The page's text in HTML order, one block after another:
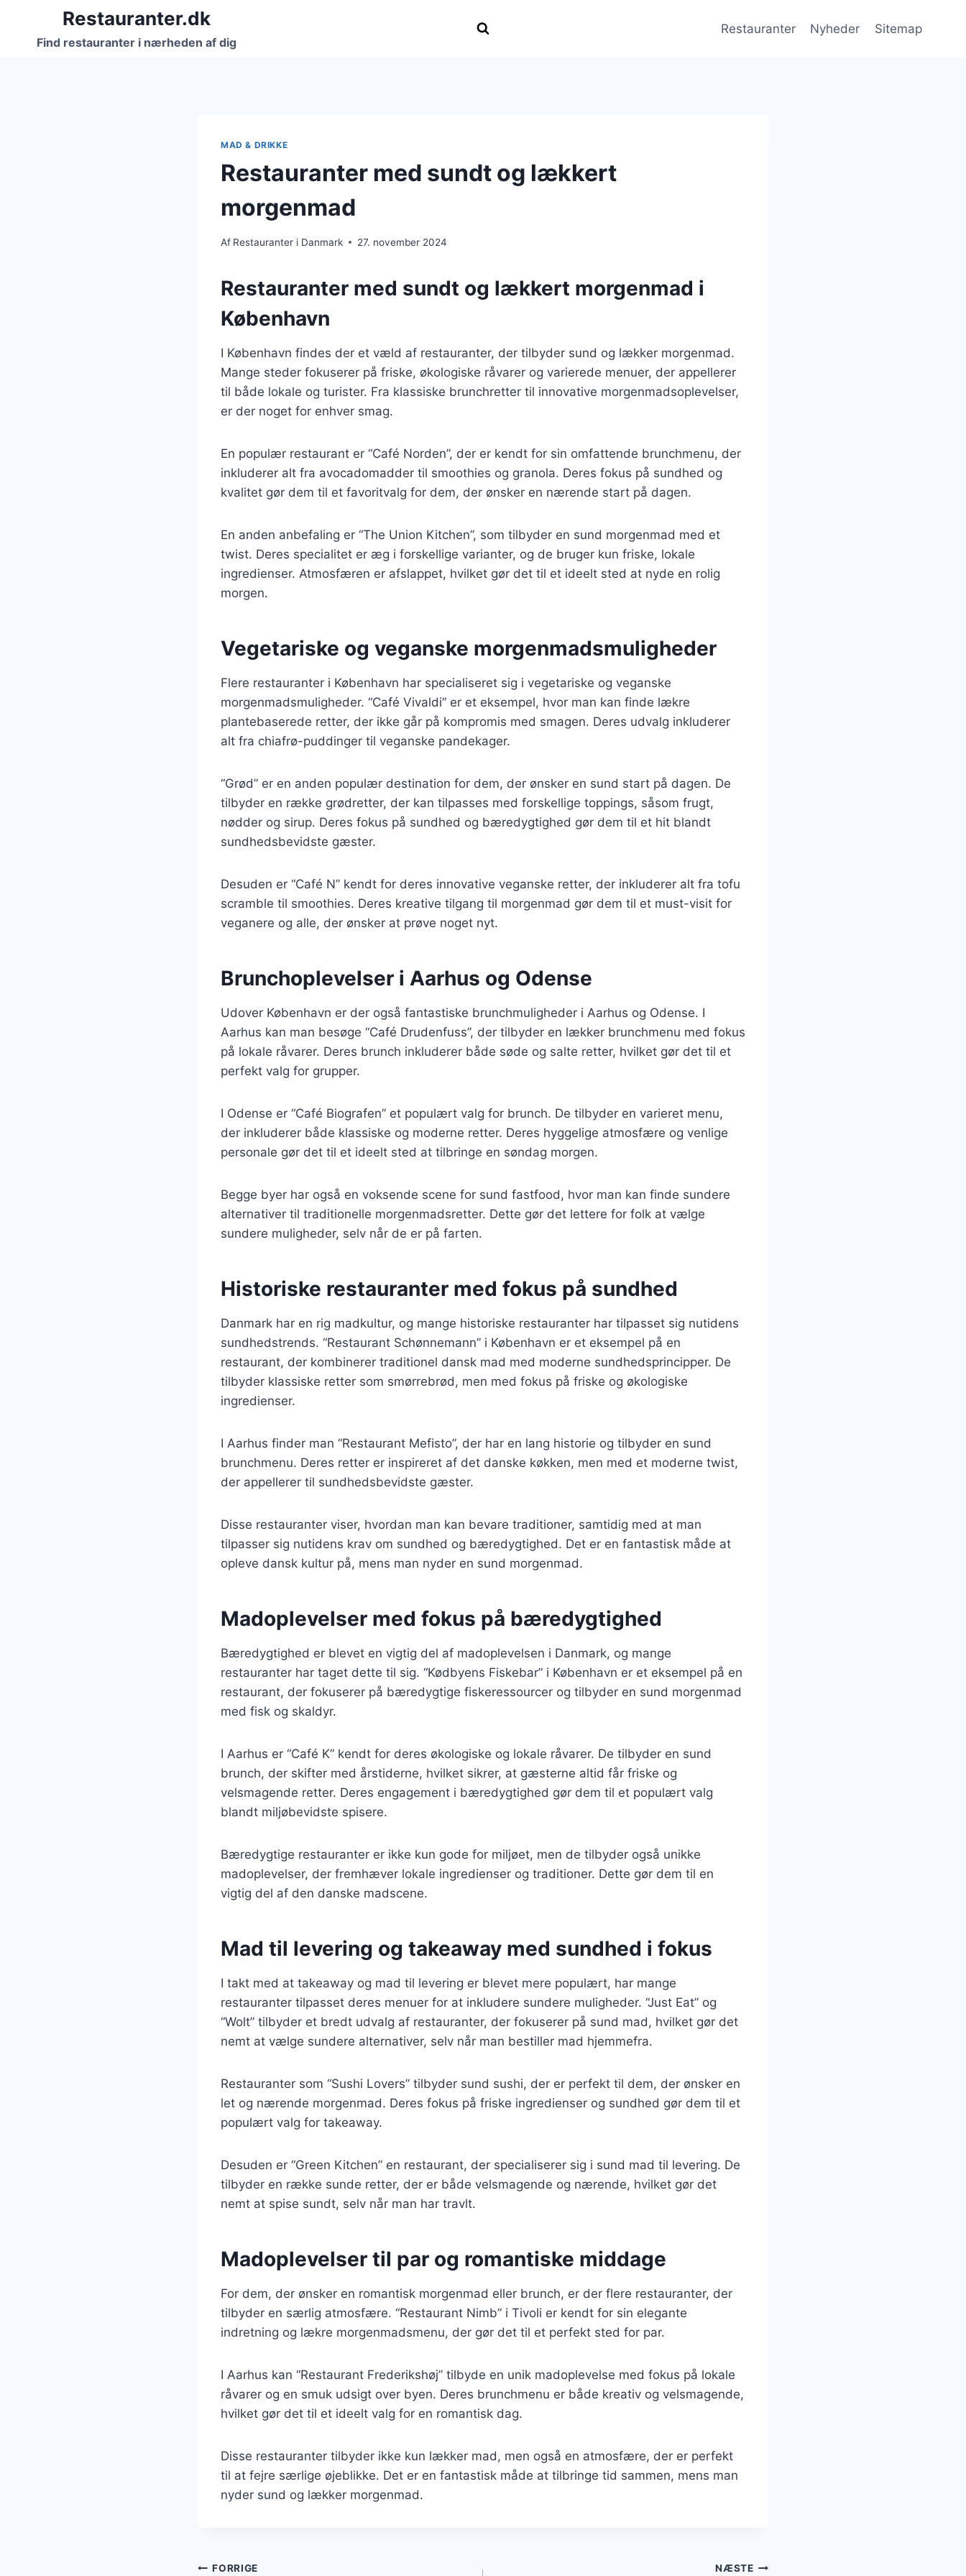
indhold
Restauranter.dk
Find restauranter i nærheden af dig
Restauranter Nyheder Sitemap
MAD & DRIKKE
Restauranter med sundt og lækkert
morgenmad
Af Restauranter i Danmark 27. november 2024
Restauranter med sundt og lækkert morgenmad i
København
I København findes der et væld af restauranter, der tilbyder sund og lækker morgenmad.
Mange steder fokuserer på friske, økologiske råvarer og varierede menuer, der appellerer
til både lokale og turister. Fra klassiske brunchretter til innovative morgenmadsoplevelser,
er der noget for enhver smag.
En populær restaurant er “Café Norden”, der er kendt for sin omfattende brunchmenu, der
inkluderer alt fra avocadomadder til smoothies og granola. Deres fokus på sundhed og
kvalitet gør dem til et favoritvalg for dem, der ønsker en nærende start på dagen.
En anden anbefaling er “The Union Kitchen”, som tilbyder en sund morgenmad med et
twist. Deres specialitet er æg i forskellige varianter, og de bruger kun friske, lokale
ingredienser. Atmosfæren er afslappet, hvilket gør det til et ideelt sted at nyde en rolig
morgen.
Vegetariske og veganske morgenmadsmuligheder
Flere restauranter i København har specialiseret sig i vegetariske og veganske
morgenmadsmuligheder. “Café Vivaldi” er et eksempel, hvor man kan finde lækre
plantebaserede retter, der ikke går på kompromis med smagen. Deres udvalg inkluderer
alt fra chiafrø-puddinger til veganske pandekager.
“Grød” er en anden populær destination for dem, der ønsker en sund start på dagen. De
tilbyder en række grødretter, der kan tilpasses med forskellige toppings, såsom frugt,
nødder og sirup. Deres fokus på sundhed og bæredygtighed gør dem til et hit blandt
sundhedsbevidste gæster.
Desuden er “Café N” kendt for deres innovative veganske retter, der inkluderer alt fra tofu
scramble til smoothies. Deres kreative tilgang til morgenmad gør dem til et must-visit for
veganere og alle, der ønsker at prøve noget nyt.
Brunchoplevelser i Aarhus og Odense
Udover København er der også fantastiske brunchmuligheder i Aarhus og Odense. I
Aarhus kan man besøge “Café Drudenfuss”, der tilbyder en lækker brunchmenu med fokus
på lokale råvarer. Deres brunch inkluderer både søde og salte retter, hvilket gør det til et
perfekt valg for grupper.
I Odense er “Café Biografen” et populært valg for brunch. De tilbyder en varieret menu,
der inkluderer både klassiske og moderne retter. Deres hyggelige atmosfære og venlige
personale gør det til et ideelt sted at tilbringe en søndag morgen.
Begge byer har også en voksende scene for sund fastfood, hvor man kan finde sundere
alternativer til traditionelle morgenmadsretter. Dette gør det lettere for folk at vælge
sundere muligheder, selv når de er på farten.
Historiske restauranter med fokus på sundhed
Danmark har en rig madkultur, og mange historiske restauranter har tilpasset sig nutidens
sundhedstrends. “Restaurant Schønnemann” i København er et eksempel på en
restaurant, der kombinerer traditionel dansk mad med moderne sundhedsprincipper. De
tilbyder klassiske retter som smørrebrød, men med fokus på friske og økologiske
ingredienser.
I Aarhus finder man “Restaurant Mefisto”, der har en lang historie og tilbyder en sund
brunchmenu. Deres retter er inspireret af det danske køkken, men med et moderne twist,
der appellerer til sundhedsbevidste gæster.
Disse restauranter viser, hvordan man kan bevare traditioner, samtidig med at man
tilpasser sig nutidens krav om sundhed og bæredygtighed. Det er en fantastisk måde at
opleve dansk kultur på, mens man nyder en sund morgenmad.
Madoplevelser med fokus på bæredygtighed
Bæredygtighed er blevet en vigtig del af madoplevelsen i Danmark, og mange
restauranter har taget dette til sig. “Kødbyens Fiskebar” i København er et eksempel på en
restaurant, der fokuserer på bæredygtige fiskeressourcer og tilbyder en sund morgenmad
med fisk og skaldyr.
I Aarhus er “Café K” kendt for deres økologiske og lokale råvarer. De tilbyder en sund
brunch, der skifter med årstiderne, hvilket sikrer, at gæsterne altid får friske og
velsmagende retter. Deres engagement i bæredygtighed gør dem til et populært valg
blandt miljøbevidste spisere.
Bæredygtige restauranter er ikke kun gode for miljøet, men de tilbyder også unikke
madoplevelser, der fremhæver lokale ingredienser og traditioner. Dette gør dem til en
vigtig del af den danske madscene.
Mad til levering og takeaway med sundhed i fokus
I takt med at takeaway og mad til levering er blevet mere populært, har mange
restauranter tilpasset deres menuer for at inkludere sundere muligheder. “Just Eat” og
“Wolt” tilbyder et bredt udvalg af restauranter, der fokuserer på sund mad, hvilket gør det
nemt at vælge sundere alternativer, selv når man bestiller mad hjemmefra.
Restauranter som “Sushi Lovers” tilbyder sund sushi, der er perfekt til dem, der ønsker en
let og nærende morgenmad. Deres fokus på friske ingredienser og sundhed gør dem til et
populært valg for takeaway.
Desuden er “Green Kitchen” en restaurant, der specialiserer sig i sund mad til levering. De
tilbyder en række sunde retter, der er både velsmagende og nærende, hvilket gør det
nemt at spise sundt, selv når man har travlt.
Madoplevelser til par og romantiske middage
For dem, der ønsker en romantisk morgenmad eller brunch, er der flere restauranter, der
tilbyder en særlig atmosfære. “Restaurant Nimb” i Tivoli er kendt for sin elegante
indretning og lækre morgenmadsmenu, der gør det til et perfekt sted for par.
I Aarhus kan “Restaurant Frederikshøj” tilbyde en unik madoplevelse med fokus på lokale
råvarer og en smuk udsigt over byen. Deres brunchmenu er både kreativ og velsmagende,
hvilket gør det til et ideelt valg for en romantisk dag.
Disse restauranter tilbyder ikke kun lækker mad, men også en atmosfære, der er perfekt
til at fejre særlige øjeblikke. Det er en fantastisk måde at tilbringe tid sammen, mens man
nyder sund og lækker morgenmad.
FORRIGE NÆSTE